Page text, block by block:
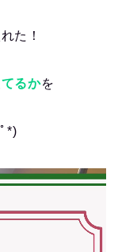
た！
るかを
*)